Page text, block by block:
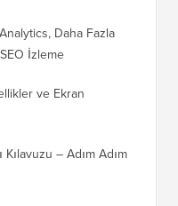
Daha Fazla
İzleme
ve Ekran
– Adım Adım